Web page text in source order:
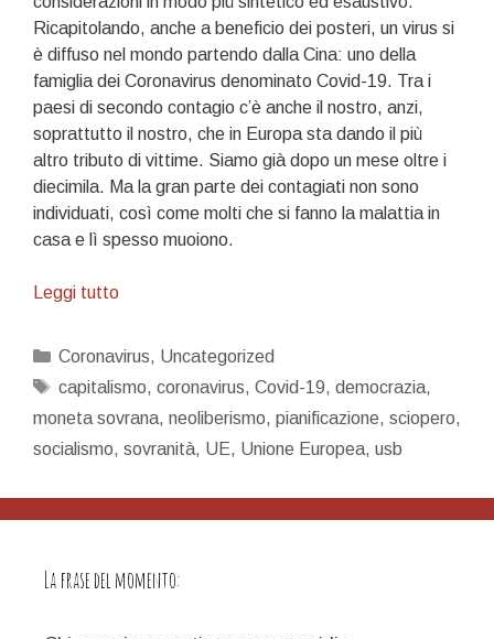
Ricapitolando, anche a beneficio dei posteri, un virus si
è diffuso nel mondo partendo dalla Cina: uno della
famiglia dei Coronavirus denominato Covid-19. Tra i
paesi di secondo contagio c’è anche il nostro, anzi,
soprattutto il nostro, che in Europa sta dando il più
altro tributo di vittime. Siamo già dopo un mese oltre i
diecimila. Ma la gran parte dei contagiati non sono
individuati, così come molti che si fanno la malattia in
casa e lì spesso muoiono.
Leggi tuttoIl
Categorie
Coronavirus, Uncategorized
Tag
capitalismo, coronavirus, Covid-19, democrazia,
moneta sovrana, neoliberismo, pianificazione, sciopero,
socialismo, sovranità, UE, Unione Europea, usb
La frase del momento: